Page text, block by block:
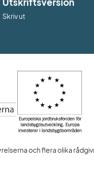
Skriv ut
och flera olika